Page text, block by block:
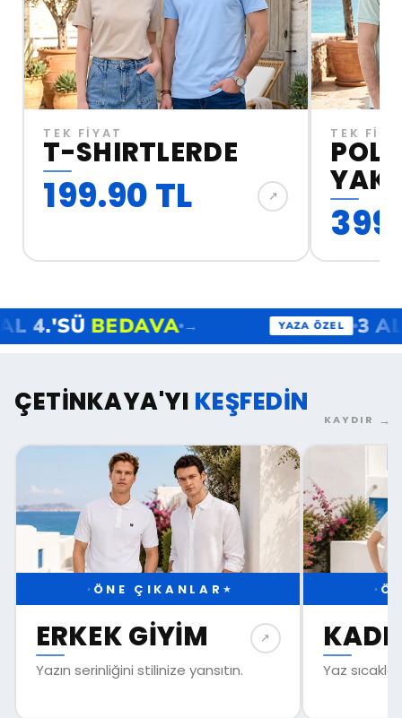
TEK FİYAT
T-SHIRTLERDE
199.90 TL ↗︎
TEK
→ YAZA ÖZEL 3 AL 4.'SÜBEDAVA
ÇETİNKAYA'YI KEŞFEDİN
KAYDIR →
★ ÖNE ÇIKANLAR ★
ERKEK GIYIM
Yazın serinliğini stilinize yansıtın.
↗︎
★
Yaz